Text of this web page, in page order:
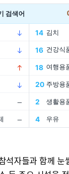
석자들과 함께 눈